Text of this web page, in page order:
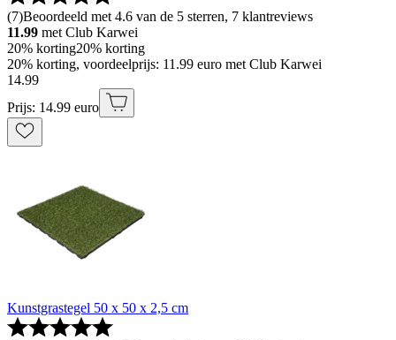
(7)Beoordeeld met 4.6 van de 5 sterren, 7 klantreviews
11.99 met Club Karwei
20% korting20% korting
20% korting, voordeelprijs: 11.99 euro met Club Karwei
14.99
Prijs: 14.99 euro
Kunstgrastegel 50 x 50 x 2,5 cm